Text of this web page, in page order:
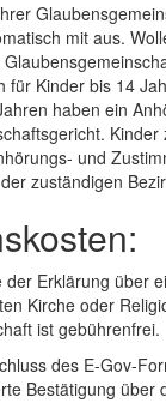
mit aus.
für Kinder bis 14
haben ein
Kinder
und
zuständigen
der Erklärung über
Kirche oder
ist gebührenfrei.
des E-Gov-
Bestätigung über